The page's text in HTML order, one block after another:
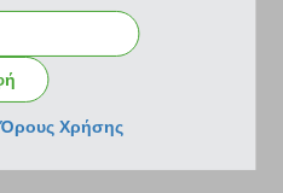
newsletter
Όρους Χρήσης